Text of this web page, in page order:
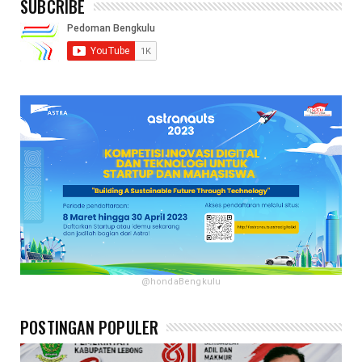
SUBCRIBE
@hondaBengkulu
POSTINGAN POPULER